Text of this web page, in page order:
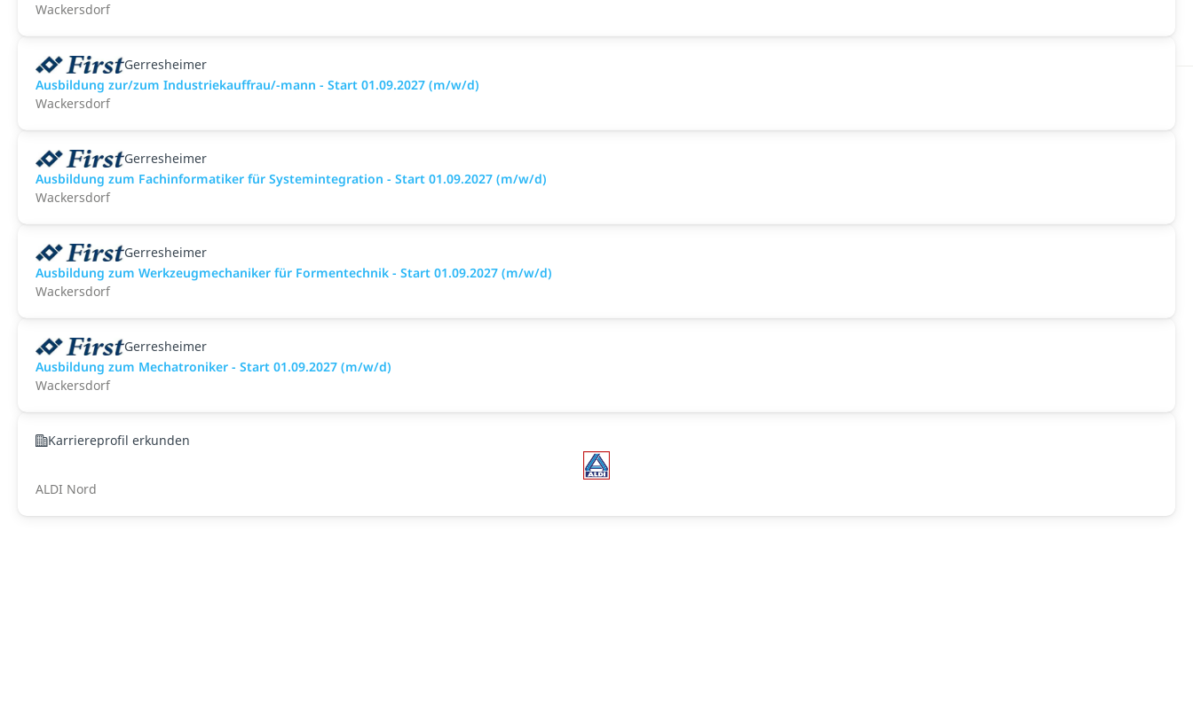
Wackersdorf
Gerresheimer
Ausbildung zur/zum Industriekauffrau/-mann - Start 01.09.2027 (m/w/d)
Wackersdorf
Gerresheimer
Ausbildung zum Fachinformatiker für Systemintegration - Start 01.09.2027 (m/w/d)
Wackersdorf
Gerresheimer
Ausbildung zum Werkzeugmechaniker für Formentechnik - Start 01.09.2027 (m/w/d)
Wackersdorf
Gerresheimer
Ausbildung zum Mechatroniker - Start 01.09.2027 (m/w/d)
Wackersdorf
Karriereprofil erkunden
ALDI Nord